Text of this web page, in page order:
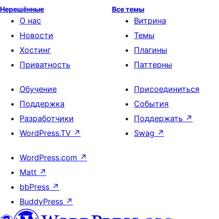
Нерешённые Все темы
О нас
Новости
Хостинг
Приватность
Витрина
Темы
Плагины
Паттерны
Обучение
Поддержка
Разработчики
WordPress.TV ↗
Присоединиться
События
Поддержать ↗
Swag ↗
WordPress.com ↗
Matt ↗
bbPress ↗
BuddyPress ↗